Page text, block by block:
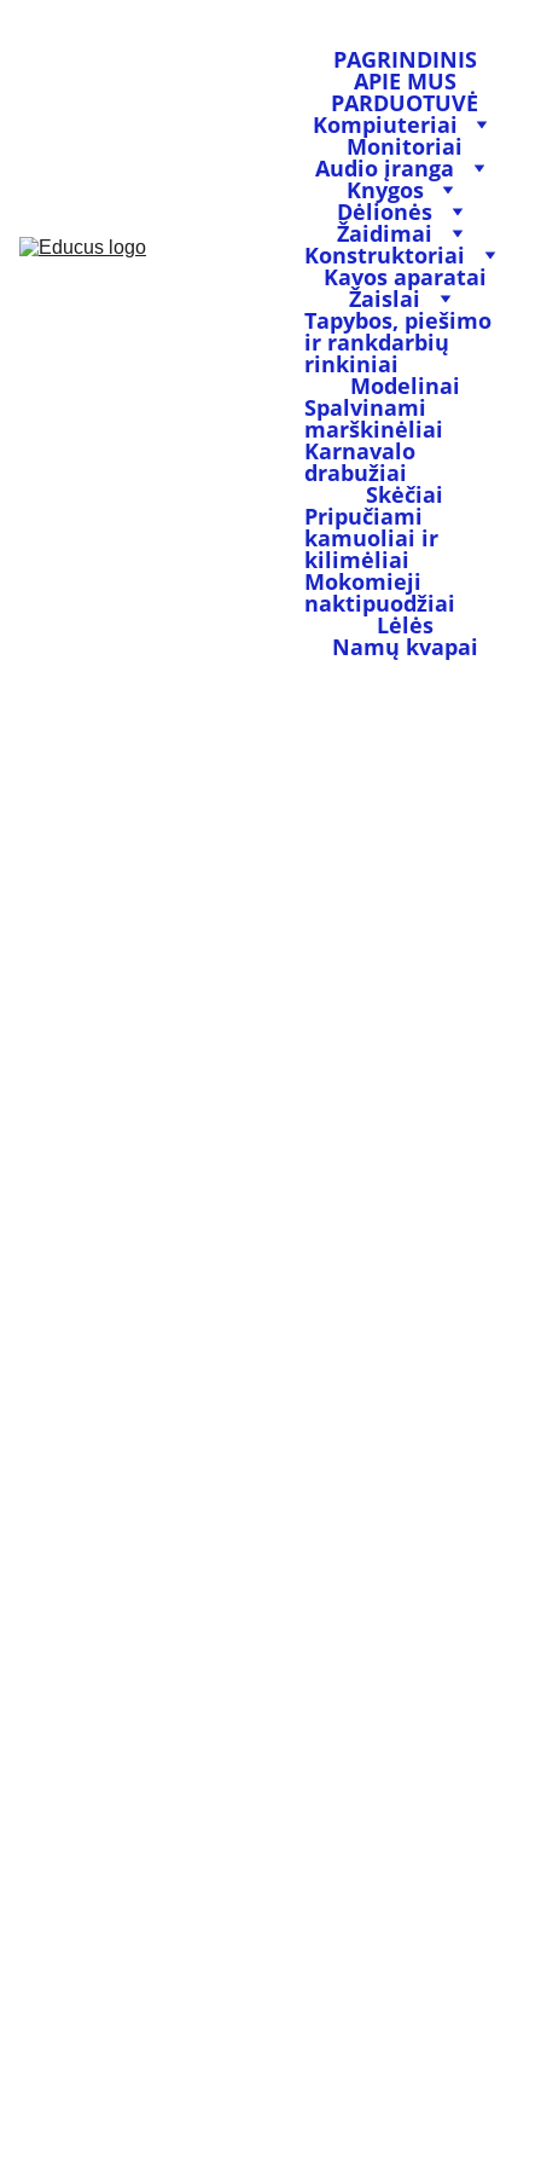
PAGRINDINIS
APIE MUS
PARDUOTUVĖ
Kompiuteriai
Monitoriai
Audio įranga
Knygos
Dėlionės
Žaidimai
Konstruktoriai
Kavos aparatai
Žaislai
Tapybos, piešimo
ir rankdarbių
rinkiniai
Modelinai
Spalvinami
marškinėliai
Karnavalo
drabužiai
Skėčiai
Pripučiami
kamuoliai ir
kilimėliai
Mokomieji
naktipuodžiai
Lėlės
Namų kvapai